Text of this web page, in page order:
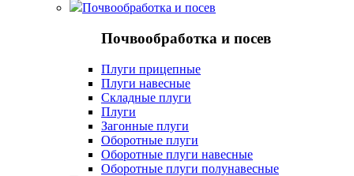
Почвообработка и посев
Почвообработка и посев
Плуги прицепные
Плуги навесные
Складные плуги
Плуги
Загонные плуги
Оборотные плуги
Оборотные плуги навесные
Оборотные плуги полунавесные